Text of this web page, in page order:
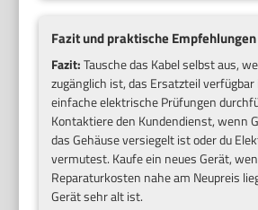
Fazit und praktische Empfehlungen
Fazit:Tausche das Kabel selbst aus,
zugänglich ist, das Ersatzteil
einfache elektrische Prüfungen
Kontaktiere den Kundendienst, wenn
das Gehäuse versiegelt ist oder du
vermutest. Kaufe ein neues Gerät,
Reparaturkosten nahe am Neupreis
Gerät sehr alt ist.